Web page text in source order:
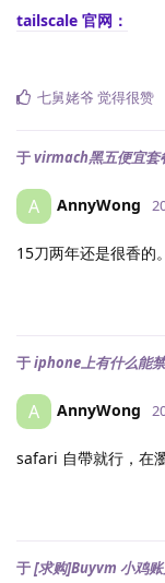
tailscale 官网：
七舅姥爷 觉得很赞
于virmach黑五便宜套
A AnnyWong
15刀两年还是很香的。
于iphone上有什么能
A AnnyWong
safari 自帶就行，在
于[求购]Buyvm 小鸡